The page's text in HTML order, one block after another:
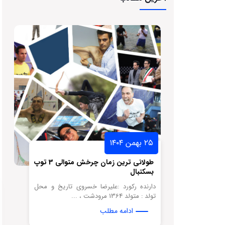
۲۵ بهمن ۱۴۰۴
طولانی ترین زمان چرخش متوالی 3 توپ
بسکتبال
دارنده رکورد :علیرضا خسروی تاریخ و محل
تولد : متولد 1364 مرودشت ، ...
ادامه مطلب